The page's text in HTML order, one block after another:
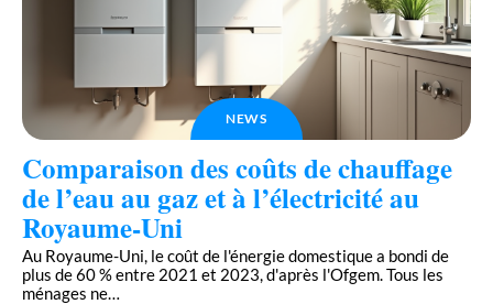
NEWS
Comparaison des coûts de chauffage
de l’eau au gaz et à l’électricité au
Royaume-Uni
Au Royaume-Uni, le coût de l'énergie domestique a bondi de
plus de 60 % entre 2021 et 2023, d'après l'Ofgem. Tous les
ménages ne